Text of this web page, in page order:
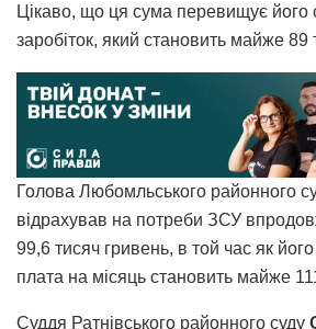
Цікаво, що ця сума перевищує його
заробіток, який становить майже 89
Голова Любомльського районного
відрахував на потреби ЗСУ
99,6 тисяч гривень, в той час як
плата на місяць становить майже
Суддя Ратнівського районного суду